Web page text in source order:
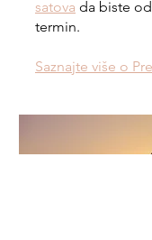
satova da biste
termin.
Saznajte više o